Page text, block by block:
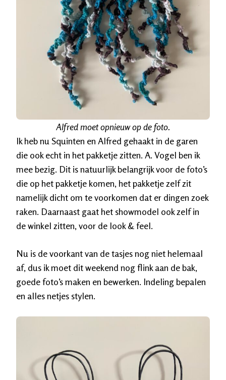
Alfred moet opnieuw op de foto.
Ik heb nu Squinten en Alfred gehaakt in de garen
die ook echt in het pakketje zitten. A. Vogel ben ik
mee bezig. Dit is natuurlijk belangrijk voor de foto’s
die op het pakketje komen, het pakketje zelf zit
namelijk dicht om te voorkomen dat er dingen zoek
raken. Daarnaast gaat het showmodel ook zelf in
de winkel zitten, voor de look & feel.
Nu is de voorkant van de tasjes nog niet helemaal
af, dus ik moet dit weekend nog flink aan de bak,
goede foto’s maken en bewerken. Indeling bepalen
en alles netjes stylen.